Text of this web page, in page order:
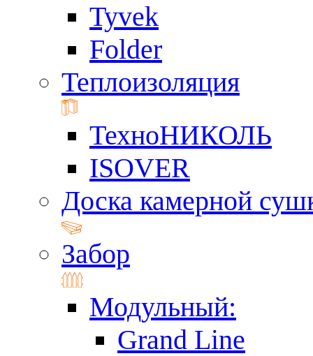
Tyvek
Folder
Теплоизоляция
ТехноНИКОЛЬ
ISOVER
Доска камерной
Забор
Модульный:
Grand Line